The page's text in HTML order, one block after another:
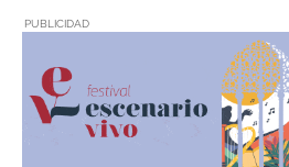
PUBLICIDAD